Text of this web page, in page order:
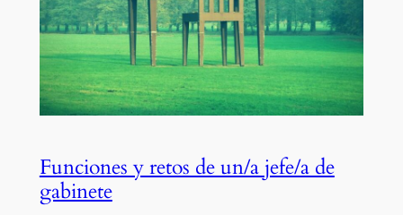
Funciones y retos de un/a jefe/a de
gabinete